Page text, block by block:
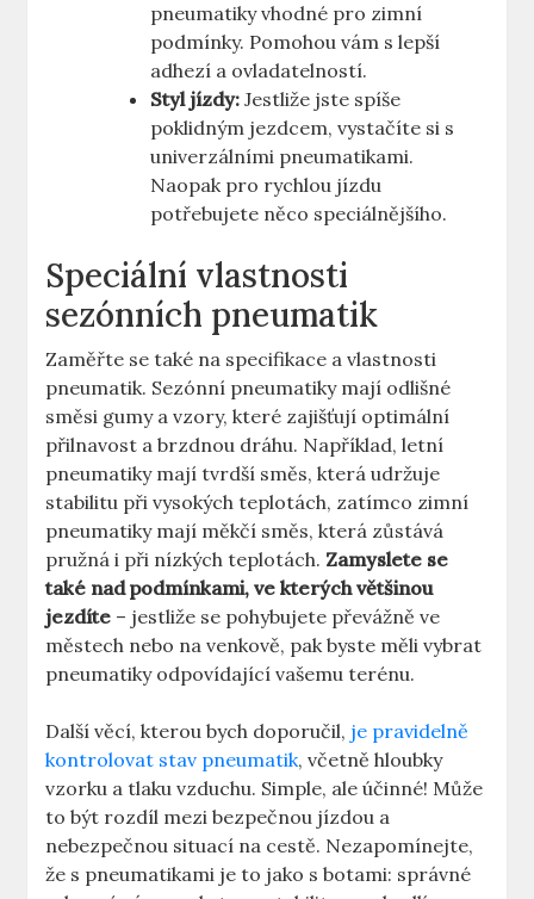
pneumatiky vhodné pro zimní
podmínky. Pomohou vám s lepší
adhezí a ovladatelností.
Styl jízdy: Jestliže jste spíše
poklidným jezdcem, vystačíte si s
univerzálními pneumatikami.
Naopak pro rychlou jízdu
potřebujete něco speciálnějšího.
Speciální vlastnosti
sezónních pneumatik
Zaměřte se také na specifikace a vlastnosti
pneumatik. Sezónní pneumatiky mají odlišné
směsi gumy a vzory, které zajišťují optimální
přilnavost a brzdnou dráhu. Například, letní
pneumatiky mají tvrdší směs, která udržuje
stabilitu při vysokých teplotách, zatímco zimní
pneumatiky mají měkčí směs, která zůstává
pružná i při nízkých teplotách. Zamyslete se
také nad podmínkami, ve kterých většinou
jezdíte – jestliže se pohybujete převážně ve
městech nebo na venkově, pak byste měli vybrat
pneumatiky odpovídající vašemu terénu.
Další věcí, kterou bych doporučil, je pravidelně
kontrolovat stav pneumatik, včetně hloubky
vzorku a tlaku vzduchu. Simple, ale účinné! Může
to být rozdíl mezi bezpečnou jízdou a
nebezpečnou situací na cestě. Nezapomínejte,
že s pneumatikami je to jako s botami: správné